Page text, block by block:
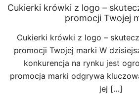
Cukierki krówki z logo –
promocji Twojej
Cukierki krówki z logo –
promocji Twojej marki W
konkurencja na rynku jest
promocja marki odgrywa
jej […]